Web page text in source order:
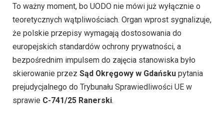
To ważny moment, bo UODO nie mówi już wyłącznie o
teoretycznych wątpliwościach. Organ wprost sygnalizuje,
że polskie przepisy wymagają dostosowania do
europejskich standardów ochrony prywatności, a
bezpośrednim impulsem do zajęcia stanowiska było
skierowanie przez Sąd Okręgowy w Gdańsku pytania
prejudycjalnego do Trybunału Sprawiedliwości UE w
sprawie C-741/25 Ranerski.